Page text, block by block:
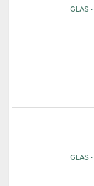
GLAS
GLAS